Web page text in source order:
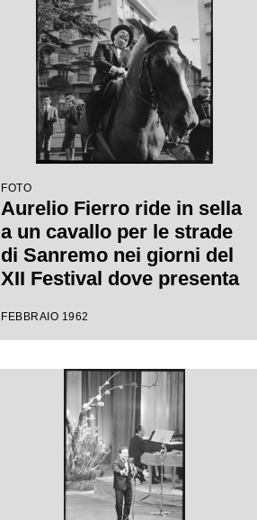
FOTO
Aurelio Fierro ride in sella
a un cavallo per le strade
di Sanremo nei giorni del
XII Festival dove presenta
cavallo"
FEBBRAIO 1962